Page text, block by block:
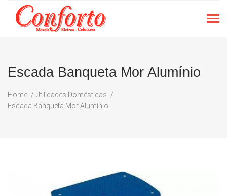
Escada Banqueta Mor Alumínio
Home
Utilidades Domésticas
Escada Banqueta Mor Alumínio